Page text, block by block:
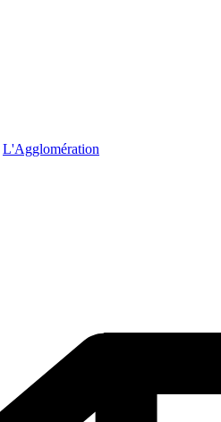
L'Agglomération